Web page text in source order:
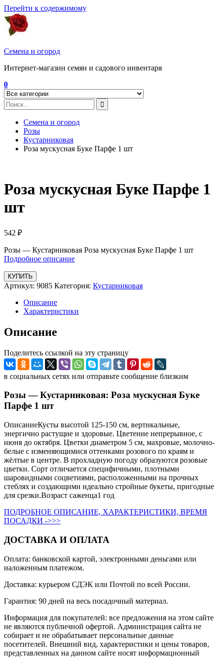
Перейти к содержимому
Семена и огород
Интернет-магазин семян и садового инвентаря
0
Семена и огород
Розы
Кустарниковая
Роза мускусная Буке Парфе 1 шт
Роза мускусная Буке Парфе 1
шт
542 ₽
Розы — Кустарниковая Роза мускусная Буке Парфе 1 шт
Подробное описание
КУПИТЬ
Артикул: 9085 Категория: Кустарниковая
Описание
Характеристики
Описание
Поделитесь ссылкой на эту страницу
в социальных сетях или отправьте сообщение близким
Розы — Кустарниковая: Роза мускусная Буке
Парфе 1 шт
ОписаниеКусты высотой 125-150 см, вертикальные,
энергично растущие и здоровые. Цветение непрерывное, с
июня до октября. Цветки диаметром 5 см, махровые, молочно-
белые с изменяющимися оттенками розового по краям и
жёлтые в центре. В прохладную погоду образуются розовые
цветки. Сорт отличается специфичными, плотными
шаровидными соцветиями, расположенными на прочных
стеблях и создающими идеально стройные букеты, пригодные
для срезки.Возраст саженца1 год
ПОДРОБНОЕ ОПИСАНИЕ, ХАРАКТЕРИСТИКИ, ВРЕМЯ
ПОСАДКИ ->>>
ДОСТАВКА И ОПЛАТА
Оплата: банковской картой, электронными деньгами или
наложенным платежом.
Доставка: курьером СДЭК или Почтой по всей России.
Гарантия: 90 дней на весь посадочный материал.
Информация для покупателей: все предложения на этом сайте
не являются публичной офертой. Администрация сайта не
собирает и не обрабатывает персональные данные
посетителей. Внешний вид, характеристики и цены товаров,
представленных на данном сайте носят информационный